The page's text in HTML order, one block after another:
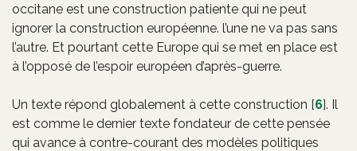
occitane est une construction patiente qui ne peut
ignorer la construction européenne. l’une ne va pas sans
l’autre. Et pourtant cette Europe qui se met en place est
à l’opposé de l’espoir européen d’après-guerre.
Un texte répond globalement à cette construction [6]. Il
est comme le dernier texte fondateur de cette pensée
qui avance à contre-courant des modèles politiques